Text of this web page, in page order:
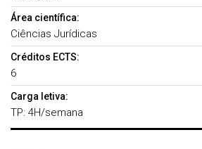
Área científica:
Ciências Jurídicas
Créditos ECTS:
6
Carga letiva:
TP: 4H/semana